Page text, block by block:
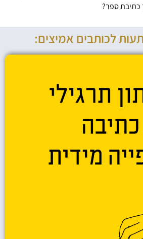
כתיבת ספר?
לכותבים אמיצים: